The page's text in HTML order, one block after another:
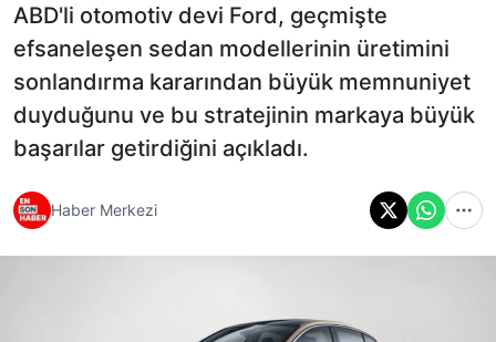
ABD'li otomotiv devi Ford, geçmişte
efsaneleşen sedan modellerinin üretimini
sonlandırma kararından büyük memnuniyet
duyduğunu ve bu stratejinin markaya büyük
başarılar getirdiğini açıkladı.
Haber Merkezi